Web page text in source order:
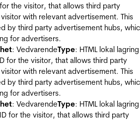
the visitor, that allows third party
with relevant advertisement. This
by third party advertisement hubs,
for advertisers.
: VedvarendeType: HTML lokal lagring
for the visitor, that allows third party
with relevant advertisement. This
by third party advertisement hubs,
for advertisers.
: VedvarendeType: HTML lokal lagring
for the visitor, that allows third party